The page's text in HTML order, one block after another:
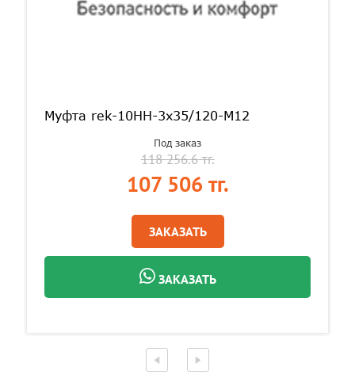
Муфта rek-10HH-3х35/120-М12
Под заказ
118 256.6 тг.
107 506 тг.
ЗАКАЗАТЬ
ЗАКАЗАТЬ